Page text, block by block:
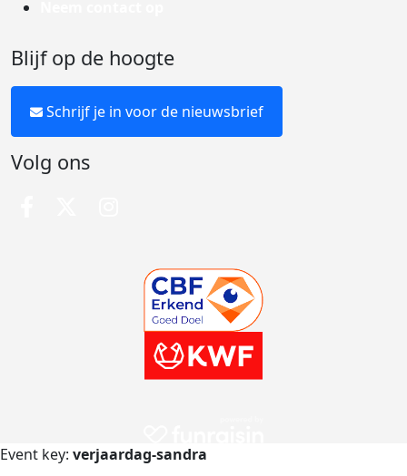
Blijf op de hoogte
Schrijf je in voor de nieuwsbrief
Volg ons
Event key: verjaardag-sandra